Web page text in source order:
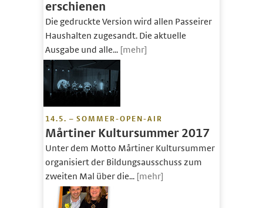
erschienen
Die gedruckte Version wird allen Passeirer
Haushalten zugesandt. Die aktuelle
Ausgabe und alle... [mehr]
14.5. – SOMMER-OPEN-AIR
Mårtiner Kultursummer 2017
Unter dem Motto Mårtiner Kultursummer
organisiert der Bildungsausschuss zum
zweiten Mal über die... [mehr]